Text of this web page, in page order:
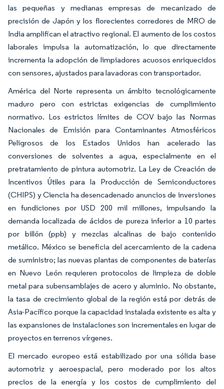
las pequeñas y medianas empresas de mecanizado de
precisión de Japón y los florecientes corredores de MRO de
India amplifican el atractivo regional. El aumento de los costos
laborales impulsa la automatización, lo que directamente
incrementa la adopción de limpiadores acuosos enriquecidos
con sensores, ajustados para lavadoras con transportador.
América del Norte representa un ámbito tecnológicamente
maduro pero con estrictas exigencias de cumplimiento
normativo. Los estrictos límites de COV bajo las Normas
Nacionales de Emisión para Contaminantes Atmosféricos
Peligrosos de los Estados Unidos han acelerado las
conversiones de solventes a agua, especialmente en el
pretratamiento de pintura automotriz. La Ley de Creación de
Incentivos Útiles para la Producción de Semiconductores
(CHIPS) y Ciencia ha desencadenado anuncios de inversiones
en fundiciones por USD 200 mil millones, impulsando la
demanda localizada de ácidos de pureza inferior a 10 partes
por billón (ppb) y mezclas alcalinas de bajo contenido
metálico. México se beneficia del acercamiento de la cadena
de suministro; las nuevas plantas de componentes de baterías
en Nuevo León requieren protocolos de limpieza de doble
metal para subensamblajes de acero y aluminio. No obstante,
la tasa de crecimiento global de la región está por detrás de
Asia-Pacífico porque la capacidad instalada existente es alta y
las expansiones de instalaciones son incrementales en lugar de
proyectos en terrenos vírgenes.
El mercado europeo está estabilizado por una sólida base
automotriz y aeroespacial, pero moderado por los altos
precios de la energía y los costos de cumplimiento del